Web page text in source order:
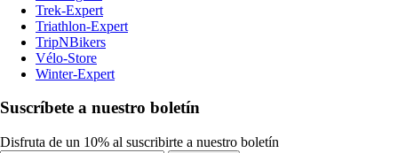
Trek-Expert
Triathlon-Expert
TripNBikers
Vélo-Store
Winter-Expert
Suscríbete a nuestro boletín
Disfruta de un 10% al suscribirte a nuestro boletín